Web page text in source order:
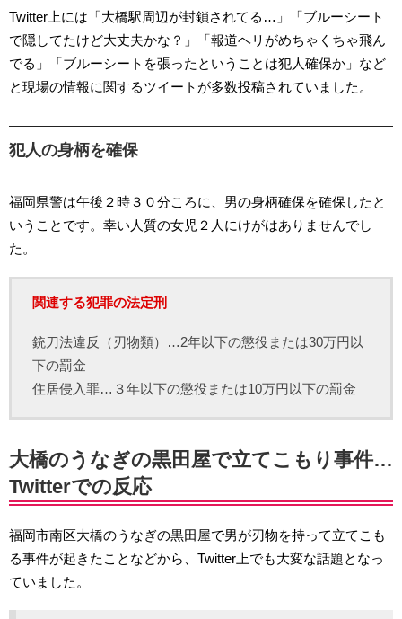
Twitter上には「大橋駅周辺が封鎖されてる…」「ブルーシート
で隠してたけど大丈夫かな？」「報道ヘリがめちゃくちゃ飛ん
でる」「ブルーシートを張ったということは犯人確保か」など
と現場の情報に関するツイートが多数投稿されていました。
犯人の身柄を確保
福岡県警は午後２時３０分ころに、男の身柄確保を確保したと
いうことです。幸い人質の女児２人にけがはありませんでし
た。
関連する犯罪の法定刑
銃刀法違反（刃物類）…2年以下の懲役または30万円以
下の罰金
住居侵入罪…３年以下の懲役または10万円以下の罰金
大橋のうなぎの黒田屋で立てこもり事件…
Twitterでの反応
福岡市南区大橋のうなぎの黒田屋で男が刃物を持って立てこも
る事件が起きたことなどから、Twitter上でも大変な話題となっ
ていました。